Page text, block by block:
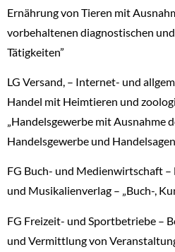
Ernährung von Tieren mit
vorbehaltenen diagnostischen
Tätigkeiten”
LG Versand, – Internet- und
Handel mit Heimtieren und
„Handelsgewerbe mit Ausnahme
Handelsgewerbe und
FG Buch- und Medienwirtschaft –
und Musikalienverlag – „Buch-,
FG Freizeit- und Sportbetriebe –
und Vermittlung von